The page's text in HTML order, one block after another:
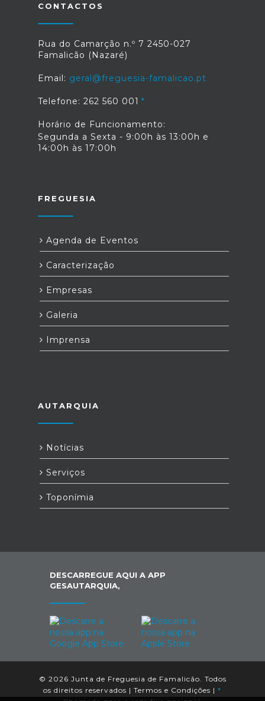
CONTACTOS
Rua do Camarção n.º 7 2450-027
Famalicão (Nazaré)
Email: geral@freguesia-famalicao.pt
Telefone: 262 560 001
Horário de Funcionamento:
Segunda a Sexta - 9:00h às 13:00h e
14:00h às 17:00h
FREGUESIA
Agenda de Eventos
Caracterização
Empresas
Galeria
Imprensa
AUTARQUIA
Notícias
Serviços
Toponímia
DESCARREGUE AQUI A APP
GESAUTARQUIA,
© 2026 Junta de Freguesia de Famalicão. Todos
os direitos reservados | Termos e Condições | *